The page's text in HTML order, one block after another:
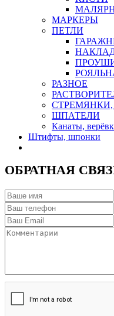
МАРКЕРЫ
ПЕТЛИ
РАЗНОЕ
ШПАТЕЛИ
Канаты,
Штифты, шпонки
ОБРАТНАЯ